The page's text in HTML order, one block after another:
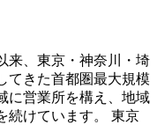
来、東京・神奈川・埼
てきた首都圏最大規模
に営業所を構え、地域
続けています。 東京